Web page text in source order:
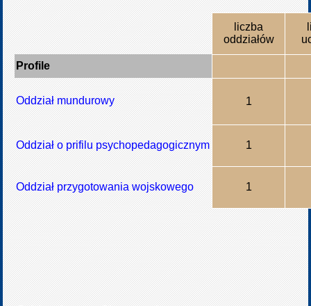
liczba
oddziałów
Profile
Oddział mundurowy 1
Oddział o prifilu psychopedagogicznym 1
Oddział przygotowania wojskowego 1